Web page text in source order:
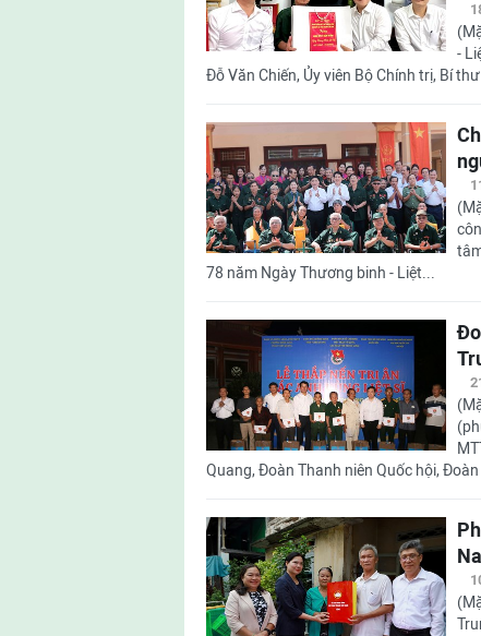
-
Đỗ Văn Chiến, Ủy viên Bộ Chính trị, Bí
78 năm Ngày Thương binh - Liệt...
Quang, Đoàn Thanh niên Quốc hội, Đoàn